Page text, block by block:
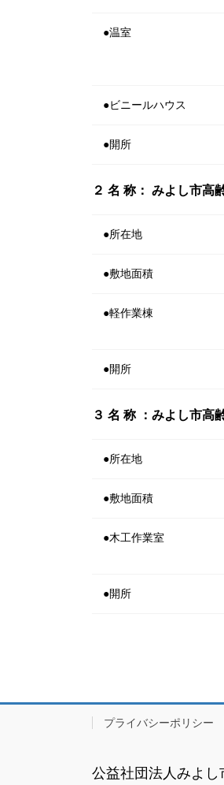
●温室
●ビニールハウス
●開所
２ 名 称： みよし市高
●所在地
●敷地面積
●軽作業棟
●開所
３ 名 称 ：みよし市高
●所在地
●敷地面積
●木工作業室
●開所
プライバシーポリシー
公益社団法人みよし